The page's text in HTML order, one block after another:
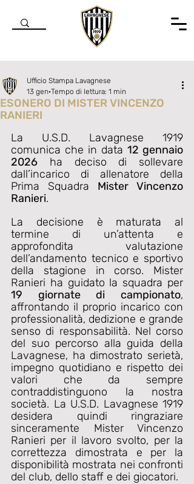
ESONERO DI MISTER VINCENZO
RANIERI
Ufficio Stampa Lavagnese
13 gen Tempo di lettura: 1 min
La U.S.D. Lavagnese 1919
comunica che in data 12 gennaio
2026 ha deciso di sollevare
dall’incarico di allenatore della
Prima Squadra Mister Vincenzo
Ranieri.
La decisione è maturata al
termine di un’attenta e
approfondita valutazione
dell’andamento tecnico e sportivo
della stagione in corso. Mister
19 giornate di campionato,
affrontando il proprio incarico con
professionalità, dedizione e grande
senso di responsabilità. Nel corso
del suo percorso alla guida della
Lavagnese, ha dimostrato serietà,
impegno quotidiano e rispetto dei
valori che da sempre
contraddistinguono la nostra
società. La U.S.D. Lavagnese 1919
desidera quindi ringraziare
sinceramente Mister Vincenzo
Ranieri per il lavoro svolto, per la
correttezza dimostrata e per la
disponibilità mostrata nei confronti
del club, dello staff e dei giocatori.